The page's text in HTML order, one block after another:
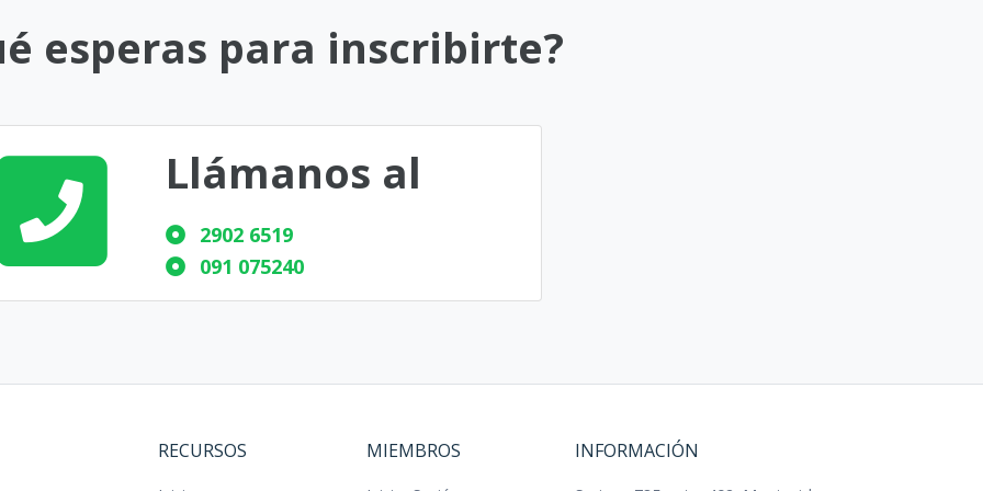
esperas para inscribirte?
Llámanos al
2902 6519
091 075240
RECURSOS MIEMBROS INFORMACIÓN